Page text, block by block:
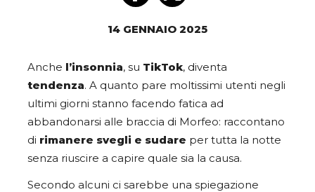
14 GENNAIO 2025
Anche l’insonnia, su TikTok, diventa
tendenza. A quanto pare moltissimi utenti negli
ultimi giorni stanno facendo fatica ad
abbandonarsi alle braccia di Morfeo: raccontano
di rimanere svegli e sudare per tutta la notte
senza riuscire a capire quale sia la causa.
Secondo alcuni ci sarebbe una spiegazione